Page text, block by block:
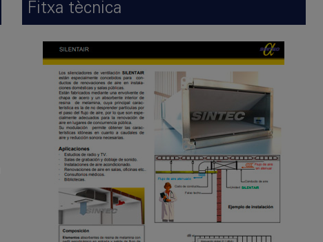
Fitxa tècnica